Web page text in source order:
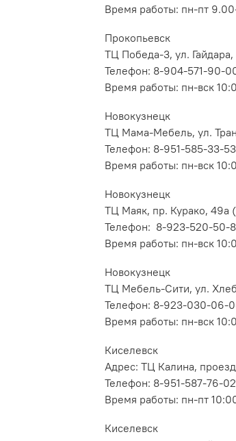
Время работы: пн-пт
Прокопьевск
ТЦ Победа-3, ул. Гайдара,
Телефон: 8-904-571-90-
Время работы: пн-вск
Новокузнецк
ТЦ Мама-Мебель, ул.
Телефон: 8-951-585-33-53
Время работы: пн-вск
Новокузнецк
ТЦ Маяк, пр. Курако, 49а
Телефон: 8-923-520-50-
Время работы: пн-вск
Новокузнецк
ТЦ Мебель-Сити, ул.
Телефон: 8-923-030-06-
Время работы: пн-вск
Киселевск
Адрес: ТЦ Калина,
Телефон: 8-951-587-76-02
Время работы: пн-пт
Киселевск